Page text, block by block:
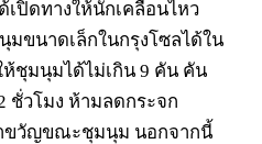
เปิดทางให้นักเคลื่อนไหว
ขนาดเล็กในกรุงโซลได้ใน
ชุมนุมได้ไม่เกิน 9 คัน คัน
ชั่วโมง ห้ามลดกระจก
ขวัญขณะชุมนุม นอกจากนี้